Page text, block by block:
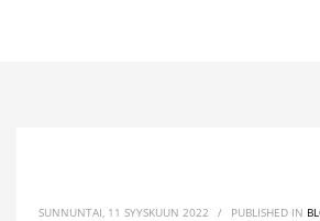
SUNNUNTAI, 11 SYYSKUUN 2022 / PUBLISHED IN